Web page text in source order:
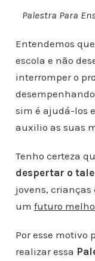
Palestra Para
Entendemos
escola e não
interromper o
sim é ajudá-los
auxilio as suas
Tenho certeza
despertar o
jovens, crianças
um futuro
Por esse motivo
realizar essa